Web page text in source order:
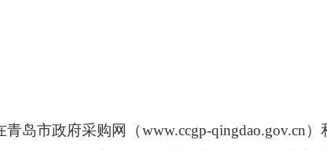
岛市政府采购网（www.ccgp-qingdao.gov.cn）